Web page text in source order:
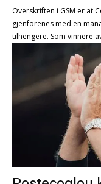
Overskriften i GSM er at
gjenforenes med en
tilhengere. Som vinnere